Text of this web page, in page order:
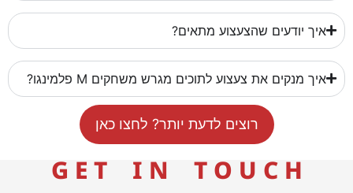
איך יודעים שהצעצוע מתאים?
איך מנקים את צעצוע לתוכים מגרש משחקים M פלמינגו?
רוצים לדעת יותר? לחצו כאן
G E T I N T O U C H